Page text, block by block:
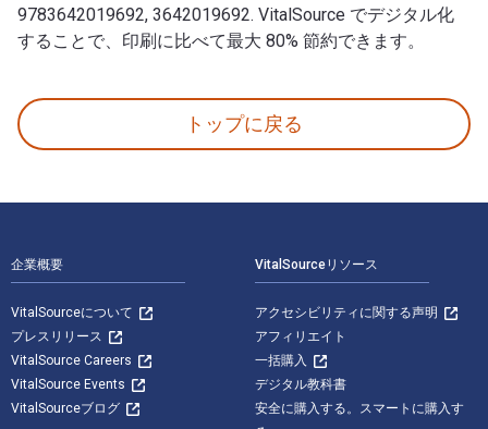
9783642019692, 3642019692. VitalSource でデジタル化
することで、印刷に比べて最大 80% 節約できます。
トップに戻る
企業概要
VitalSourceについて
プレスリリース
VitalSource Careers
VitalSource Events
VitalSourceブログ
VitalSourceリソース
アクセシビリティに関する声明
アフィリエイト
一括購入
デジタル教科書
安全に購入する。スマートに購入す